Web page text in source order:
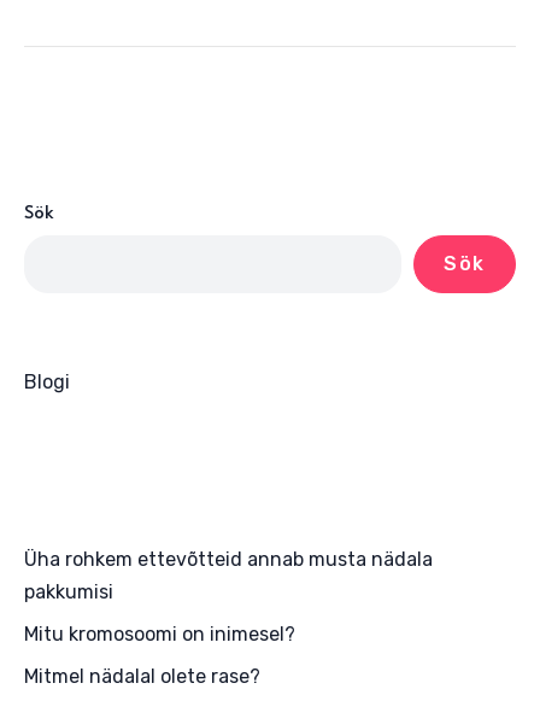
Sök
Sök
Blogi
Üha rohkem ettevõtteid annab musta nädala
pakkumisi
Mitu kromosoomi on inimesel?
Mitmel nädalal olete rase?